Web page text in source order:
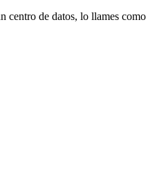
centro de datos, lo llames